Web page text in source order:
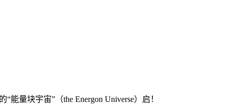
能量块宇宙”（the Energon Universe）启！